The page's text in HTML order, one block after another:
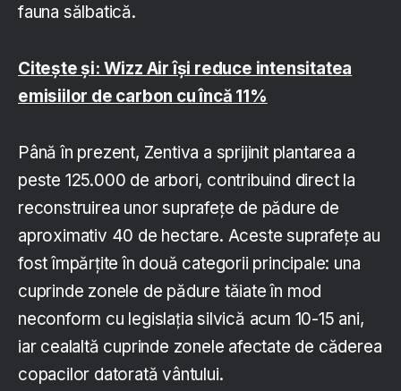
fauna sălbatică.
Citește și: Wizz Air își reduce intensitatea
emisiilor de carbon cu încă 11%
Până în prezent, Zentiva a sprijinit plantarea a
peste 125.000 de arbori, contribuind direct la
reconstruirea unor suprafețe de pădure de
aproximativ 40 de hectare. Aceste suprafețe au
fost împărțite în două categorii principale: una
cuprinde zonele de pădure tăiate în mod
neconform cu legislația silvică acum 10-15 ani,
iar cealaltă cuprinde zonele afectate de căderea
copacilor datorată vântului.